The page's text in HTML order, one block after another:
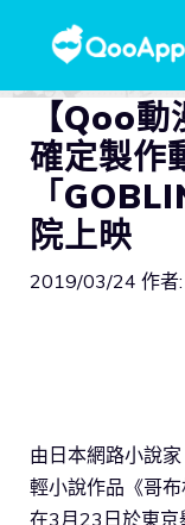
【Qoo
確定製作
「
院上映
2019/03/24 作者:
由日本網路小說
輕小說作品《哥
在3月23日於東京